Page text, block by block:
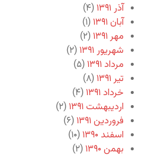
آذر ۱۳۹۱
(۴)
آبان ۱۳۹۱
(۱)
مهر ۱۳۹۱
(۲)
شهریور ۱۳۹۱
(۲)
مرداد ۱۳۹۱
(۵)
تیر ۱۳۹۱
(۸)
خرداد ۱۳۹۱
(۴)
اردیبهشت ۱۳۹۱
(۲)
فروردین ۱۳۹۱
(۶)
اسفند ۱۳۹۰
(۱۰)
بهمن ۱۳۹۰
(۲)